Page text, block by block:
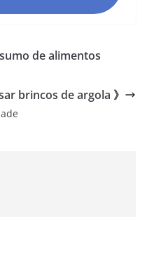
de alimentos
brincos de argola 》